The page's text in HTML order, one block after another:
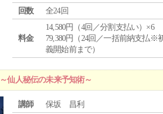
回数
全24回
料金
14,580円（4回／分割支払い）×6
79,380円（24回／一括前納支払※
義開始前まで）
仙人秘伝の未来予知術～
講師
保坂 昌利